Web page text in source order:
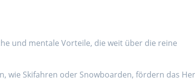
und mentale Vorteile, die weit über die reine
wie Skifahren oder Snowboarden, fördern das